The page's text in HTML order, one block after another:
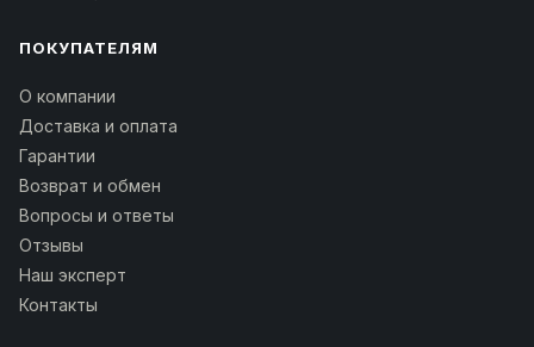
ПОКУПАТЕЛЯМ
О компании
Доставка и оплата
Гарантии
Возврат и обмен
Вопросы и ответы
Отзывы
Наш эксперт
Контакты